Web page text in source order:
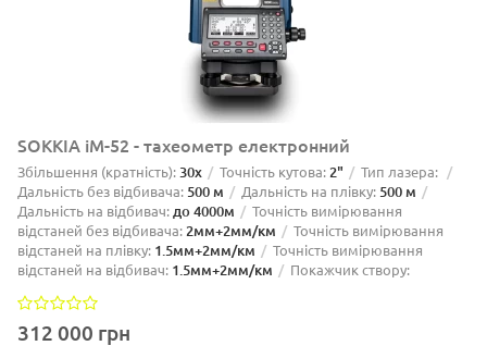
SOKKIA iM-52 - тахеометр електронний
Збільшення (кратність):30х Точність кутова:2"
Тип лазера:
Дальність без відбивача: 500 м Дальність на плівку: 500 м
Дальність на відбивач:до 4000м
Точність вимірювання
відстаней без відбивача:2мм+2мм/км
Точність вимірювання
відстаней на плівку: 1.5мм+2мм/км
Точність вимірювання
відстаней на відбивач: 1.5мм+2мм/км Покажчик створу:
312 000 грн